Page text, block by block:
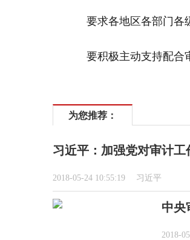
要求各地区各部门各
要积极主动支持配合
为您推荐：
习近平：加强党对审计工
2018-05-24 10:55:19 习近平
中央
2018-